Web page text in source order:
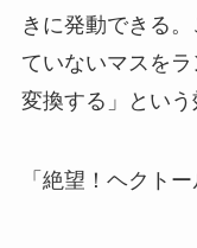
きに発動できる
ていないマスを
変換する」という
「絶望！ヘクト